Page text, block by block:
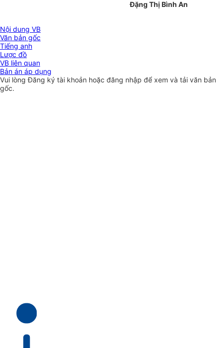
Đặng Thị Bình An
Nội dung VB
Văn bản gốc
Tiếng anh
Lược đồ
VB liên quan
Bản án áp dụng
Vui lòngĐăng ký tài khoản hoặc đăng nhập để xem và tải văn bản
gốc.